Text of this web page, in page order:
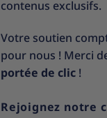
contenus exclusifs.
Votre soutien
pour nous ! Merci
portée de clic !
Rejoignez notre